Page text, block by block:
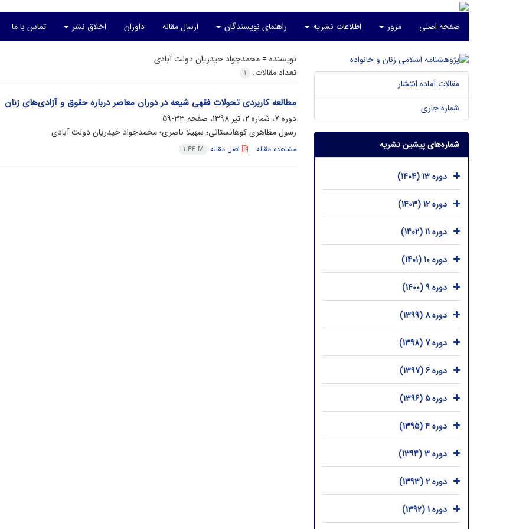
صفحه اصلی مرور اطلاعات نشریه راهنمای نویسندگان ارسال مقاله داوران اخلاق نشر تماس با ما
نویسنده =محمدجواد حیدریان دولت آبادی
تعداد مقالات:
1
مطالعه کاربردی تحولات فقهی شیعه در دوران معاصر درباره حقوق و آزادی‌های زنان
دوره 7، شماره 2، تیر 1398، صفحه
33-59
رسول مظاهری کوهانستانی؛ سهیلا ناصری؛ محمدجواد حیدریان دولت آبادی
مشاهده مقاله اصل مقاله 1.44 M
مقالات آماده انتشار
شماره جاری
شماره‌های پیشین نشریه
دوره 13 (1404)
دوره 12 (1403)
دوره 11 (1402)
دوره 10 (1401)
دوره 9 (1400)
دوره 8 (1399)
دوره 7 (1398)
دوره 6 (1397)
دوره 5 (1396)
دوره 4 (1395)
دوره 3 (1394)
دوره 2 (1393)
دوره 1 (1392)